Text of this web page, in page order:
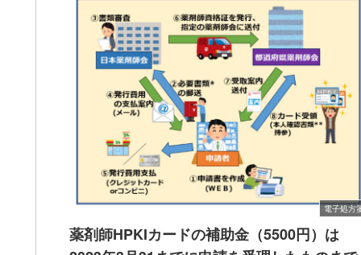
電子処方
薬剤師HPKIカードの補助金（5500円）は